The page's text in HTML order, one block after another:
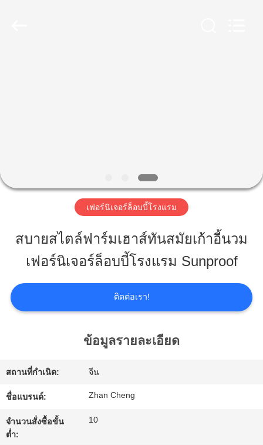
เกี่ยว
กับ
เรา
ทัวร์
โรงงาน
การ
เฟอร์นิเจอร์ล็อบบี้โรงแรม
สบายสไตล์ฟาร์มเฮาส์ทันสมัยเก้าอี้นวม
เฟอร์นิเจอร์ล็อบบี้โรงแรม Sunproof
ติดต่อเรา!
ข้อมูลรายละเอียด
สถานที่กำเนิด: จีน
ชื่อแบรนด์: Zhan Cheng
จำนวนสั่งซื้อขั้น
ต่ำ:
10